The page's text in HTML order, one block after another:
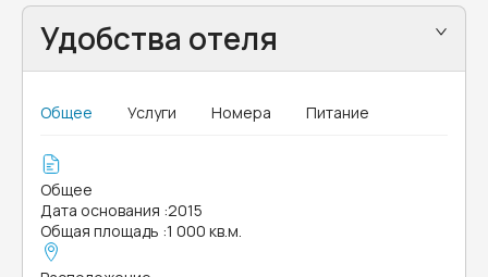
Удобства отеля
Общее Услуги Номера Питание
Общее
Дата основания :2015
Общая площадь :1 000 кв.м.